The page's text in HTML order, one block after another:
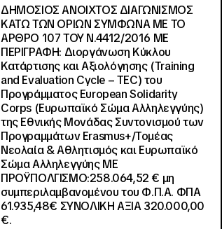
ΔΗΜΟΣΙΟΣ ΑΝΟΙΧΤΟΣ ΔΙΑΓΩΝΙΣΜΟΣ
ΚΑΤΩ ΤΩΝ ΟΡΙΩΝ ΣΥΜΦΩΝΑ ΜΕ ΤΟ
ΑΡΘΡΟ 107 ΤΟΥ Ν.4412/2016 ΜΕ
ΠΕΡΙΓΡΑΦΗ: Διοργάνωση Κύκλου
Κατάρτισης και Αξιολόγησης (Training
and Evaluation Cycle – TEC) του
Προγράμματος European Solidarity
Corps (Ευρωπαϊκό Σώμα Αλληλεγγύης)
της Εθνικής Μονάδας Συντονισμού των
Προγραμμάτων Erasmus+/Τομέας
Νεολαία & Αθλητισμός και Ευρωπαϊκό
Σώμα Αλληλεγγύης ΜΕ
ΠΡΟΫΠΟΛΓΙΣΜΟ:258.064,52 € μη
συμπεριλαμβανομένου του Φ.Π.Α. ΦΠΑ
61.935,48€ ΣΥΝΟΛΙΚΗ ΑΞΙΑ 320.000,00
€.